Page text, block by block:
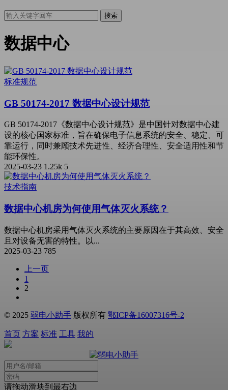
搜索
数据中心
标准规范
GB 50174-2017 数据中心设计规范
GB 50174-2017《数据中心设计规范》是中国针对数据中心建
设的核心国家标准，旨在确保电子信息系统的安全、稳定、可
靠运行，同时兼顾技术先进性、经济合理性、安全适用性和节
能环保性。
2025-03-23 1.25k 5
技术指南
数据中心机房为何使用气体灭火系统？
数据中心机房采用气体灭火系统的主要原因在于其高效、安全
且对设备无害的特性。以...
2025-03-23 785
上一页
1
2
© 2025 弱电小助手 版权所有 鄂ICP备16007316号-2
首页 方案 标准 工具 我的
请拖动滑块到最右边